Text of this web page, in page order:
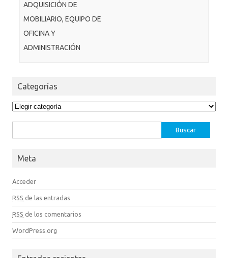
ADQUISICIÓN DE
MOBILIARIO, EQUIPO DE
OFICINA Y
ADMINISTRACIÓN
Categorías
Categorías
Meta
Acceder
RSS de las entradas
RSS de los comentarios
WordPress.org